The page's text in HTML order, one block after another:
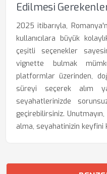
Edilmesi
2025 itibarıyla,
kullanıcılara büyük
çeşitli seçenekler
vignette bulmak
platformlar üzerinden,
süreyi seçerek alım
seyahatlerinizde
geçirebilirsiniz.
alma, seyahatinizin keyfini